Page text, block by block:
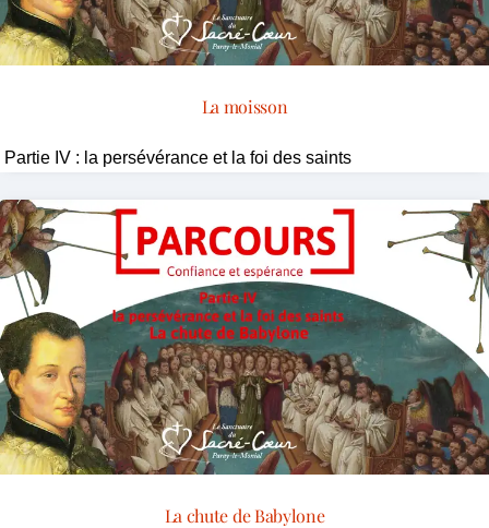
La moisson
Partie IV : la persévérance et la foi des saints
La chute de Babylone